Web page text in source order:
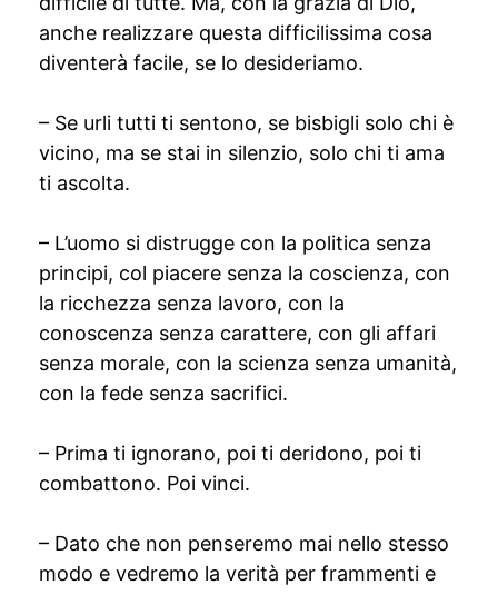
anche realizzare questa difficilissima cosa
diventerà facile, se lo desideriamo.
– Se urli tutti ti sentono, se bisbigli solo chi è
vicino, ma se stai in silenzio, solo chi ti ama
ti ascolta.
– L’uomo si distrugge con la politica senza
principi, col piacere senza la coscienza, con
la ricchezza senza lavoro, con la
conoscenza senza carattere, con gli affari
senza morale, con la scienza senza umanità,
con la fede senza sacrifici.
– Prima ti ignorano, poi ti deridono, poi ti
combattono. Poi vinci.
– Dato che non penseremo mai nello stesso
modo e vedremo la verità per frammenti e